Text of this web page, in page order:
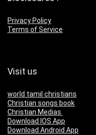
Privacy Policy
Terms of Service
Visit us
world tamil christians
Christian songs book
Christian Medias
Download IOS App
Download Android App